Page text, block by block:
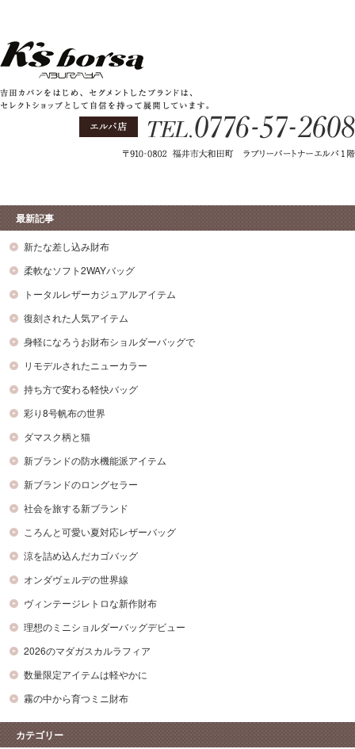
最新記事
新たな差し込み財布
柔軟なソフト2WAYバッグ
トータルレザーカジュアルアイテム
復刻された人気アイテム
身軽になろうお財布ショルダーバッグで
リモデルされたニューカラー
持ち方で変わる軽快バッグ
彩り8号帆布の世界
ダマスク柄と猫
新ブランドの防水機能派アイテム
新ブランドのロングセラー
社会を旅する新ブランド
ころんと可愛い夏対応レザーバッグ
涼を詰め込んだカゴバッグ
オンダヴェルデの世界線
ヴィンテージレトロな新作財布
理想のミニショルダーバッグデビュー
2026のマダガスカルラフィア
数量限定アイテムは軽やかに
霧の中から育つミニ財布
カテゴリー